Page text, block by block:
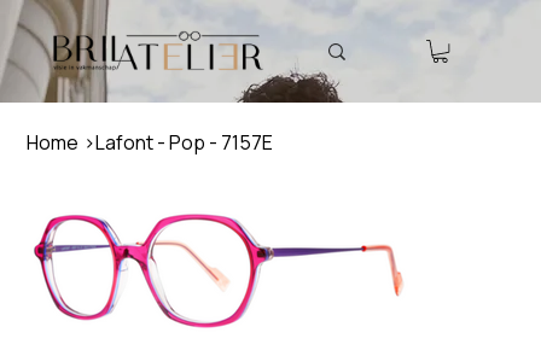
Home >Lafont - Pop - 7157E